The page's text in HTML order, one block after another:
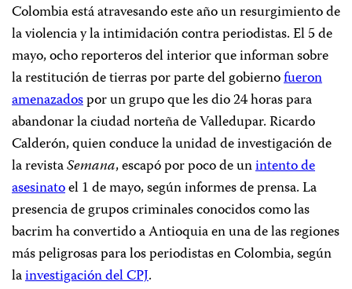
Colombia está atravesando este año un resurgimiento de
la violencia y la intimidación contra periodistas. El 5 de
mayo, ocho reporteros del interior que informan sobre
la restitución de tierras por parte del gobiernofueron
amenazadospor un grupo que les dio 24 horas para
abandonar la ciudad norteña de Valledupar. Ricardo
Calderón, quien conduce la unidad de investigación de
la revistaSemana, escapó por poco de unintento de
asesinatoel 1 de mayo, según informes de prensa. La
presencia de grupos criminales conocidos como las
bacrim ha convertido a Antioquia en una de las regiones
más peligrosas para los periodistas en Colombia, según
lainvestigación del CPJ.